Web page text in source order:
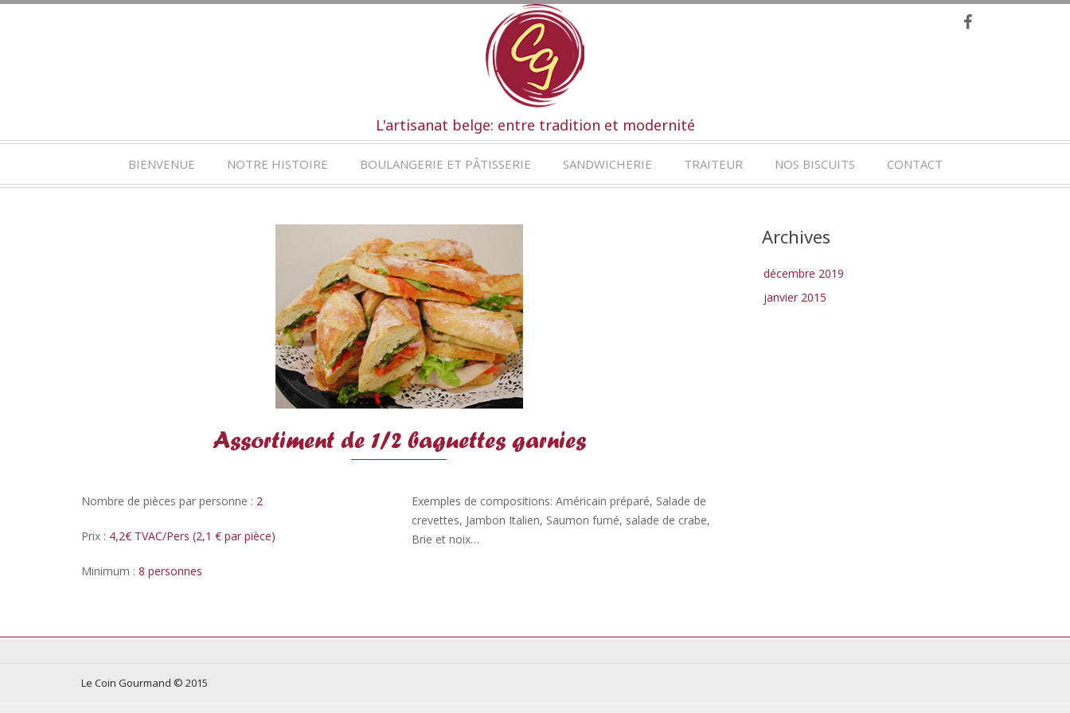
L'artisanat belge: entre tradition et modernité
BIENVENUE NOTRE HISTOIRE BOULANGERIE ET PÂTISSERIE SANDWICHERIE TRAITEUR NOS BISCUITS CONTACT
Assortiment de 1/2 baguettes garnies
Nombre de pièces par personne : 2
Prix : 4,2€ TVAC/Pers (2,1 € par pièce)
Minimum : 8 personnes
Exemples de compositions: Américain préparé, Salade de
crevettes, Jambon Italien, Saumon fumé, salade de crabe,
Brie et noix…
Archives
décembre 2019
janvier 2015
Le Coin Gourmand © 2015